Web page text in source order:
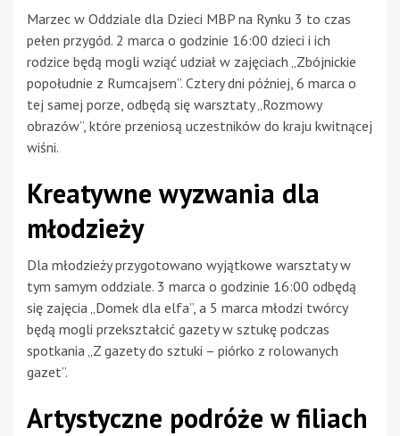
Marzec w Oddziale dla Dzieci MBP na Rynku 3 to czas
pełen przygód. 2 marca o godzinie 16:00 dzieci i ich
rodzice będą mogli wziąć udział w zajęciach „Zbójnickie
popołudnie z Rumcajsem”. Cztery dni później, 6 marca o
tej samej porze, odbędą się warsztaty „Rozmowy
obrazów”, które przeniosą uczestników do kraju kwitnącej
wiśni.
Kreatywne wyzwania dla
młodzieży
Dla młodzieży przygotowano wyjątkowe warsztaty w
tym samym oddziale. 3 marca o godzinie 16:00 odbędą
się zajęcia „Domek dla elfa”, a 5 marca młodzi twórcy
będą mogli przekształcić gazety w sztukę podczas
spotkania „Z gazety do sztuki – piórko z rolowanych
gazet”.
Artystyczne podróże w filiach